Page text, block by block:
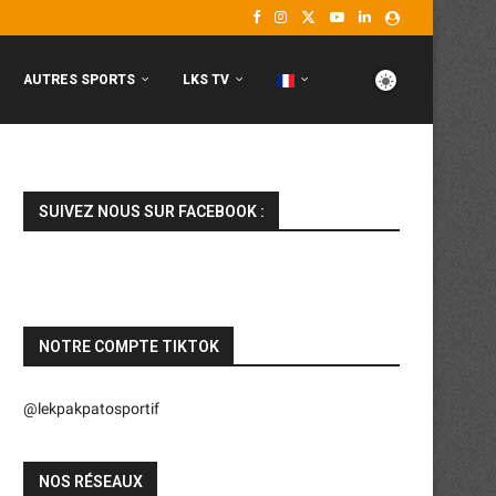
AUTRES SPORTS LKS TV
SUIVEZ NOUS SUR FACEBOOK :
NOTRE COMPTE TIKTOK
@lekpakpatosportif
NOS RÉSEAUX